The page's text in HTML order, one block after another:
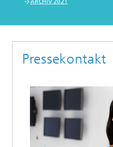
ARCHIV 2021
Pressekontakt